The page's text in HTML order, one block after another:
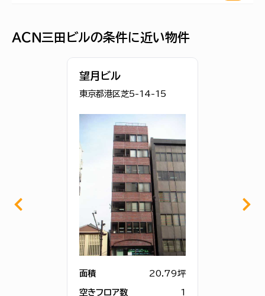
ＡＣＮ三田ビルの条件に近い物件
望月ビル
東京都港区芝5-14-15
面積 20.79坪
空きフロア数 1